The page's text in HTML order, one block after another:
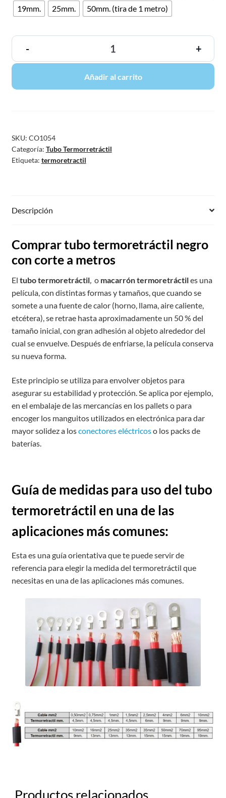
19mm.
25mm. 50mm. (tira de 1 metro)
- +
Añadir al carrito
SKU: CO1054
Categoría: Tubo Termorretráctil
Etiqueta: termoretractil
Descripción
Comprar tubo termoretráctil negro
con corte a metros
El tubo termoretráctil, o macarrón termoretráctiles una
película, con distintas formas y tamaños, que cuando se
somete a una fuente de calor (horno, llama, aire caliente,
etcétera), se retrae hasta aproximadamente un 50 % del
tamaño inicial, con gran adhesión al objeto alrededor del
cual se envuelve. Después de enfriarse, la película conserva
su nueva forma.
Este principio se utiliza para envolver objetos para
asegurar su estabilidad y protección. Se aplica por ejemplo,
en el embalaje de las mercancías en los pallets o para
encoger los manguitos utilizados en electrónica para dar
mayor solidez a losconectores eléctricoso los packs de
baterías.
Guía de medidas para uso del tubo
termoretráctil en una de las
aplicaciones más comunes:
Esta es una guía orientativa que te puede servir de
referencia para elegir la medida del termoretráctil que
necesitas en una de las aplicaciones más comunes.
Productos relacionados